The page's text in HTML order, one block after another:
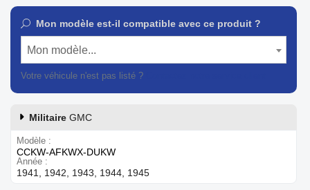
Mon modèle est-il compatible avec ce produit ?
Mon modèle...
Votre véhicule n'est pas listé ?
Militaire GMC
Modèle
CCKW-AFKWX-DUKW
Année
1941, 1942, 1943, 1944, 1945